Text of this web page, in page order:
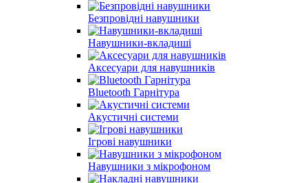
Безпровідні навушники
Навушники-вкладиші
Аксесуари для навушників
Bluetooth Гарнітура
Акустичні системи
Ігрові навушники
Навушники з мікрофоном